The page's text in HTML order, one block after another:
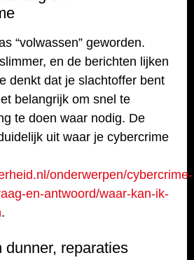
“volwassen” geworden.
en de berichten lijken
denkt dat je slachtoffer bent
belangrijk om snel te
te doen waar nodig. De
uit waar je cybercrime
onderwerpen/cybercrime-
en-antwoord/waar-kan-ik-
.
dunner, reparaties